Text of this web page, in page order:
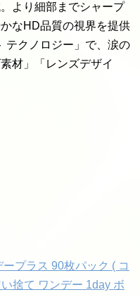
より細部までシャープ
なHD品質の視界を提供
テクノロジー」で、涙の
材」「レンズデザイ
プラス 90枚パック ( コ
捨て ワンデー 1day ボ